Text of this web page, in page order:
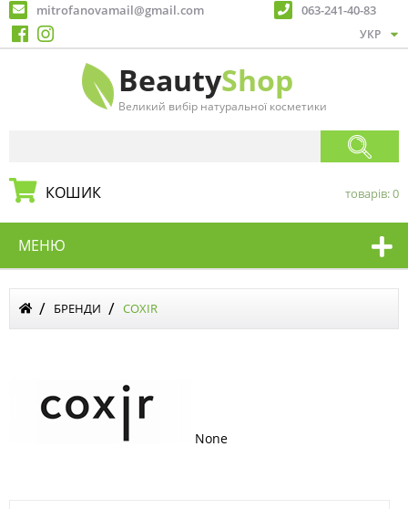
mitrofanovamail@gmail.com 063-241-40-83
BeautyShop
Великий вибір натуральної косметики
КОШИК товарів:0
МЕНЮ
БРЕНДИ COXIR
None